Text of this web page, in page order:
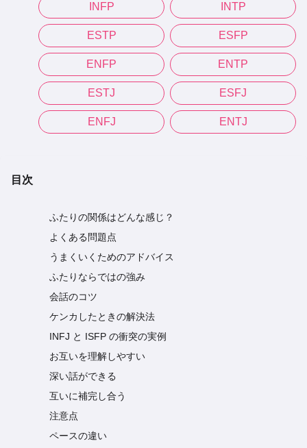
INFP INTP
ESTP ESFP
ENFP ENTP
ESTJ ESFJ
ENFJ ENTJ
目次
ふたりの関係はどんな感じ？
よくある問題点
うまくいくためのアドバイス
ふたりならではの強み
会話のコツ
ケンカしたときの解決法
INFJ と ISFP の衝突の実例
お互いを理解しやすい
深い話ができる
互いに補完し合う
注意点
ペースの違い